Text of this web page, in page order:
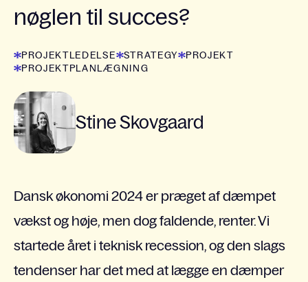
nøglen til succes?
PROJEKTLEDELSE STRATEGY
PROJEKT
PROJEKTPLANLÆGNING
Stine Skovgaard
Dansk økonomi 2024 er præget af dæmpet
vækst og høje, men dog faldende, renter. Vi
startede året i teknisk recession, og den slags
tendenser har det med at lægge en dæmper